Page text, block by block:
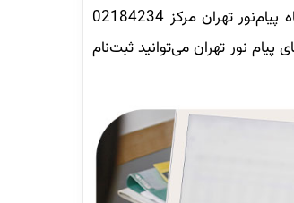
طریق آن می‌توان کلیه اخبار و اطلاعات مربوط به این دانشگاه را دنبال کرد. شماره تماس دانشگاه پیام‌نور تهران مرکز 02184234
نور تهران می‌توانید ثبت‌نام